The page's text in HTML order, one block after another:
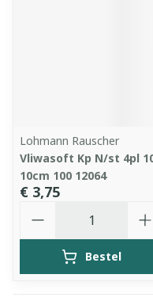
Lohmann Rauscher
Vliwasoft Kp N/st 4pl
10cm 100 12064
€ 3,75
Bestel